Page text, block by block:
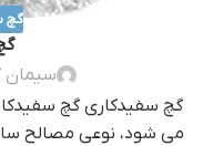
گچ
سیمان
گچ سفیدکاری گچ
مي شود، نوعي مصالح